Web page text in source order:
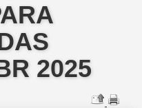
2025